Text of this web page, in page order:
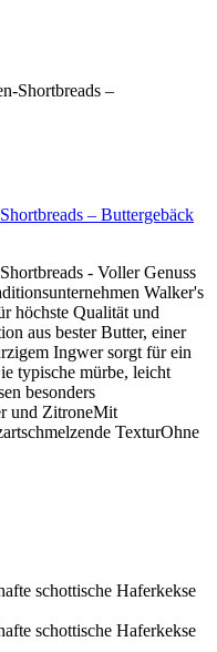
– Buttergebäck
- Voller Genuss
Walker's
höchste Qualität und
aus bester Butter, einer
Ingwer sorgt für ein
typische mürbe, leicht
besonders
und ZitroneMit
TexturOhne